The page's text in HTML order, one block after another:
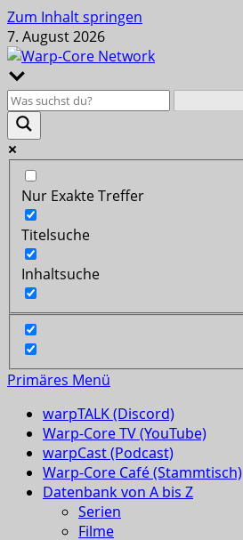
Zum Inhalt springen
7. August 2026
Nur Exakte Treffer
Titelsuche
Inhaltsuche
Primäres Menü
warpTALK (Discord)
Warp-Core TV (YouTube)
warpCast (Podcast)
Warp-Core Café (Stammtisch)
Datenbank von A bis Z
Serien
Filme